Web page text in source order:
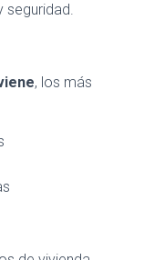
seguridad.
, los más